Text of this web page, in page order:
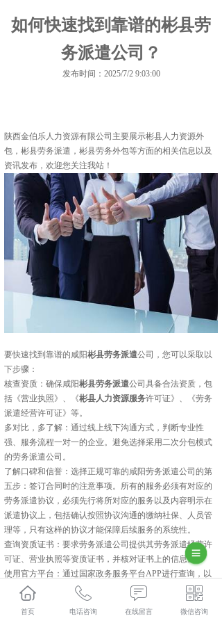
如何快速找到靠谱的彬县劳
务派遣公司？
发布时间：2025/7/2 9:03:00
陕西金伯乐人力资源有限公司主要展示彬县人力资源外
包 ，彬县劳务派遣，彬县劳务外包等方面的相关信息以及
资讯发布，欢迎您关注我站！
要快速找到靠谱的咸阳彬县劳务派遣公司，您可以采取以
下步骤：
核查资质：确保咸阳彬县劳务派遣公司具备合法资质，包
括《营业执照》、《彬县人力资源服务许可证》、《劳务
派遣经营许可证》等。
多对比，多了解：通过线上线下沟通方式，判断专业性
强、服务流程一对一的企业。避免选择采用二次分包模式
的劳务派遣公司。
了解口碑和信誉：选择正规可靠的咸阳劳务派遣公司的第
五步：签订合同时的注意事项。所有的服务必须有对应的
劳务派遣协议，必须先行将所对应的服务以及内容明示在
派遣协议上，包括确认按照协议沟通的缴纳社保、人员管
理等，只有这样的协议才能保障后续服务的系统性。
查询资质证书：要求劳务派遣公司提供其劳务派遣经营许
可证、营业执照等资质证书，并核对证书上的信息。
使用官方平台：通过国家政务服务平台APP进行查询，以
验证咸阳劳务派遣公司的正规性。
彬县人力资源外包口碑怎么样？彬县劳务派遣哪里好？彬
县劳务外包找哪家？陕西金伯乐人力资源有限公司专业从
首页 电话咨询 在线留言 微信咨询